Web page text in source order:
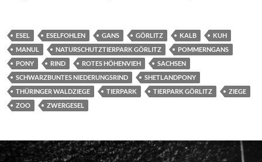
ESEL ESELFOHLEN GANS GÖRLITZ KALB
KUH
MANUL
NATURSCHUTZTIERPARK GÖRLITZ
POMMERNGANS
PONY
RIND ROTES HÖHENVIEH
SACHSEN
SCHWARZBUNTES NIEDERUNGSRIND
SHETLANDPONY
THÜRINGER WALDZIEGE
TIERPARK TIERPARK GÖRLITZ
ZIEGE
ZOO
ZWERGESEL